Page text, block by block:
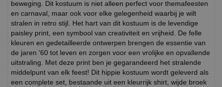
beweging. Dit kostuum is niet alleen perfect voor themafeesten
en carnaval, maar ook voor elke gelegenheid waarbij je wilt
stralen in retro stijl. Het hart van dit kostuum is de levendige
paisley print, een symbool van creativiteit en vrijheid. De felle
kleuren en gedetailleerde ontwerpen brengen de essentie van
de jaren '60 tot leven en zorgen voor een vrolijke en opvallende
uitstraling. Met deze print ben je gegarandeerd het stralende
middelpunt van elk feest! Dit hippie kostuum wordt geleverd als
een complete set, bestaande uit een kleurrijk shirt, wijde broek